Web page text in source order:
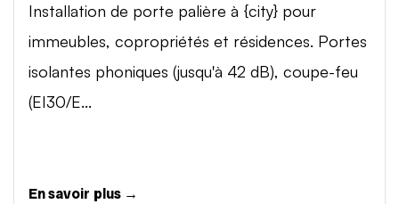
Installation de porte palière à {city} pour
immeubles, copropriétés et résidences. Portes
isolantes phoniques (jusqu'à 42 dB), coupe-feu
(EI30/E...
En savoir plus →